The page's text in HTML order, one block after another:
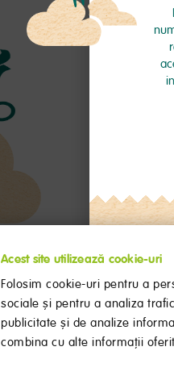
Acest site utilizează cookie-uri
Folosim cookie-uri pentru a
sociale și pentru a analiza
publicitate și de analize
combina cu alte informații